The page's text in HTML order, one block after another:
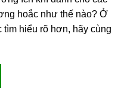
hoắc như thế nào? Ở
tìm hiểu rõ hơn, hãy cùng
năng sinh lý số lượng